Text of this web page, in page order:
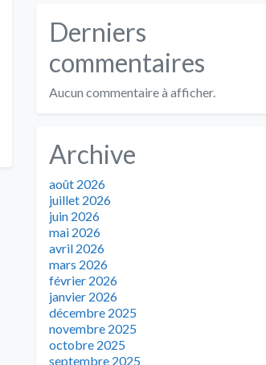
Derniers
commentaires
Aucun commentaire à afficher.
Archive
août 2026
juillet 2026
juin 2026
mai 2026
avril 2026
mars 2026
février 2026
janvier 2026
décembre 2025
novembre 2025
octobre 2025
septembre 2025